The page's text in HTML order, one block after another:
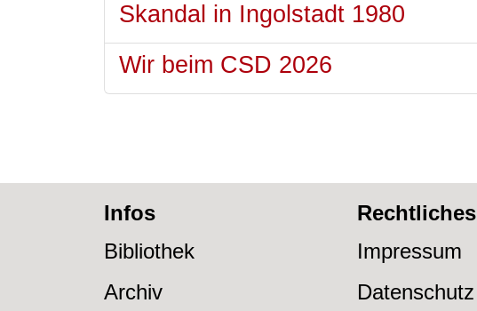
Skandal in Ingolstadt 1980
Wir beim CSD 2026
Infos
Bibliothek
Archiv
Rechtliches
Impressum
Datenschutz